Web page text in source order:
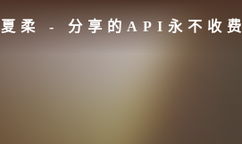
夏柔 - 分享的API永不收费